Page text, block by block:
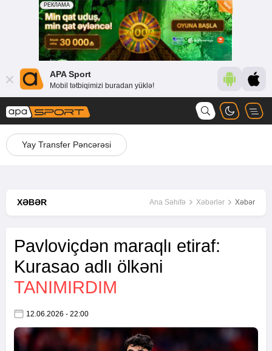
APA Sport
Mobil tətbiqimizi buradan yüklə!
Yay Transfer Pəncərəsi
XƏBƏR Ana Səhifə Xəbərlər Xəbər
Pavloviçdən maraqlı etiraf:
Kurasao adlı ölkəni
TANIMIRDIM
12.06.2026 - 22:00